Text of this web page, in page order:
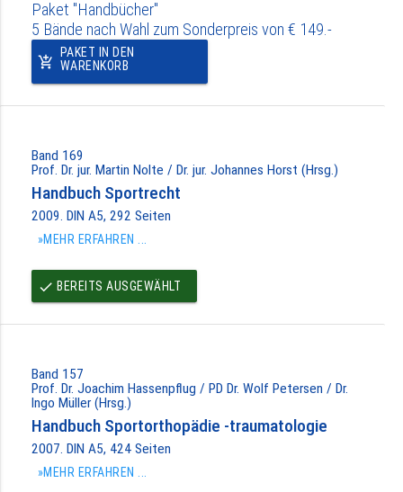
Paket "Handbücher"
5 Bände nach Wahl zum Sonderpreis von € 149.-
add_shopping_cart
PAKET IN DEN
WARENKORB
Band 169
Prof. Dr. jur. Martin Nolte / Dr. jur. Johannes Horst (Hrsg.)
Handbuch Sportrecht
2009. DIN A5, 292 Seiten
»MEHR ERFAHREN ...
done BEREITS AUSGEWÄHLT
Band 157
Prof. Dr. Joachim Hassenpflug / PD Dr. Wolf Petersen / Dr.
Ingo Müller (Hrsg.)
Handbuch Sportorthopädie -traumatologie
2007. DIN A5, 424 Seiten
»MEHR ERFAHREN ...